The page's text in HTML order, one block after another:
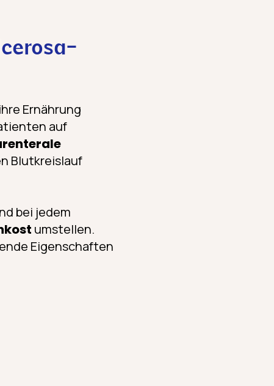
Ernährung
auf
Blutkreislauf
bei jedem
umstellen.
Eigenschaften